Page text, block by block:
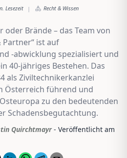
Lesezeit | Recht & Wissen
Brände – das Team von
Partner“ ist auf
-abwicklung spezialisiert und
40-jähriges Bestehen. Das
als Ziviltechnikerkanzlei
Österreich führend und
zu den bedeutenden
Schadensbegutachtung.
Quirchtmayr - Veröffentlicht am